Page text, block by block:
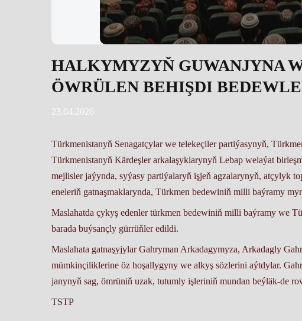
HALKYMYZYŇ GUWANJYNA
ÖWRÜLEN BEHIŞDI
23.04.2026
Türkmenistanyň Senagatçylar we telekeçiler partiýasynyň,
Türkmenistanyň Kärdeşler arkalaşyklarynyň Lebap welaýat
mejlisler jaýynda, syýasy partiýalaryň işjeň agzalarynyň, atçylyk
eneleriň gatnaşmaklarynda, Türkmen bedewiniň milli baýramy
Maslahatda çykyş edenler türkmen bedewiniň milli baýramy we
barada buýsançly gürrüňler edildi.
Maslahata gatnaşyjylar Gahryman Arkadagymyza, Arkadagly
mümkinçiliklerine öz hoşallygyny we alkyş sözlerini aýtdylar.
janynyň sag, ömrüniň uzak, tutumly işleriniň mundan beýläk-de
TSTP